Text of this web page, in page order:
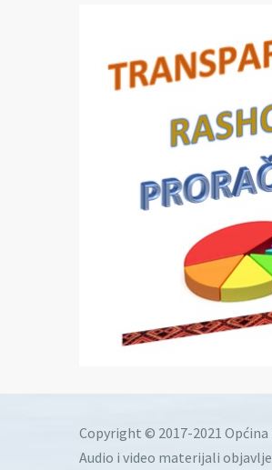
Copyright © 2017-2021 Općina
Audio i video materijali